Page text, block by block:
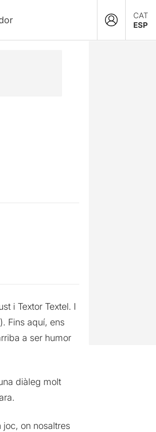
CAT
ESP
i Textor Textel. I
). Fins aquí, ens
a ser humor
diàleg molt
joc, on nosaltres